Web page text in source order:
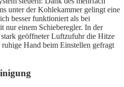
unter der Kohlekammer gelingt eine
besser funktioniert als bei
nur einem Schieberegler. In der
geöffneter Luftzufuhr die Hitze
Hand beim Einstellen gefragt